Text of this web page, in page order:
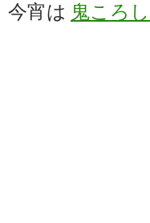
今宵は 鬼ころし